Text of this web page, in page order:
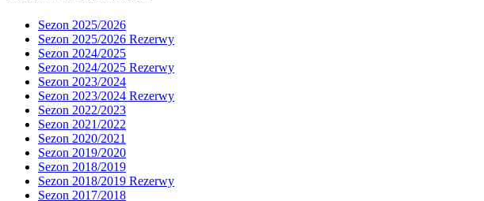
Sezon 2025/2026
Sezon 2025/2026 Rezerwy
Sezon 2024/2025
Sezon 2024/2025 Rezerwy
Sezon 2023/2024
Sezon 2023/2024 Rezerwy
Sezon 2022/2023
Sezon 2021/2022
Sezon 2020/2021
Sezon 2019/2020
Sezon 2018/2019
Sezon 2018/2019 Rezerwy
Sezon 2017/2018